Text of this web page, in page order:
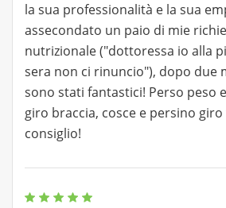
la sua professionalità e la sua
assecondato un paio di mie
nutrizionale ("dottoressa io alla
sera non ci rinuncio"), dopo due
sono stati fantastici! Perso peso
giro braccia, cosce e persino giro
consiglio!